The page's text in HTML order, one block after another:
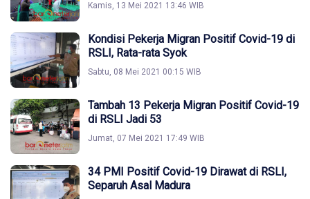
Kamis, 13 Mei 2021 13:46 WIB
Kondisi Pekerja Migran Positif Covid-19 di
RSLI, Rata-rata Syok
Sabtu, 08 Mei 2021 00:15 WIB
Tambah 13 Pekerja Migran Positif Covid-19
di RSLI Jadi 53
Jumat, 07 Mei 2021 17:49 WIB
34 PMI Positif Covid-19 Dirawat di RSLI,
Separuh Asal Madura